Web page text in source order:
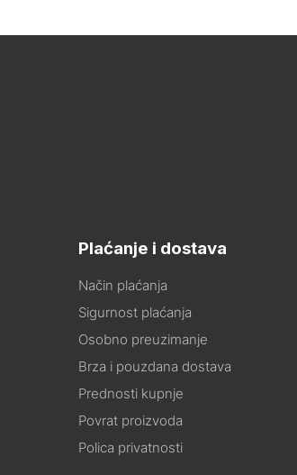
Plaćanje i dostava
Način plaćanja
Sigurnost plaćanja
Osobno preuzimanje
Brza i pouzdana dostava
Prednosti kupnje
Povrat proizvoda
Polica privatnosti